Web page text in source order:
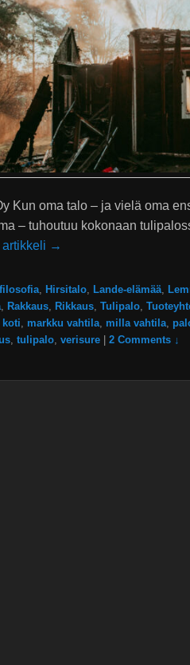
Kun oma talo – ja vielä oma
– tuhoutuu kokonaan
artikkeli →
Hirsitalo Lande-elämää
Rakkaus Rikkaus Tulipalo
koti markku vahtila milla vahtila
tulipalo verisure 2 Comments ↓